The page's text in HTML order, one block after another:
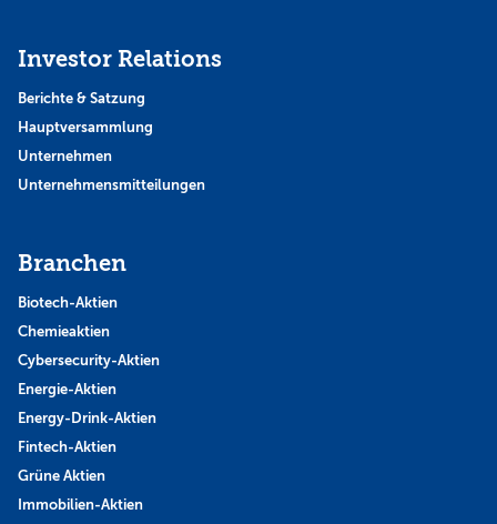
Investor Relations
Berichte & Satzung
Hauptversammlung
Unternehmen
Unternehmensmitteilungen
Branchen
Biotech-Aktien
Chemieaktien
Cybersecurity-Aktien
Energie-Aktien
Energy-Drink-Aktien
Fintech-Aktien
Grüne Aktien
Immobilien-Aktien